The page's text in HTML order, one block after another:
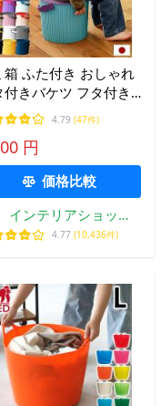
箱 ふた付き おしゃれ
付きバケツ フタ付き
ツ おむつペール おむ
ムツ入れ オムツ おも
箱 ［ omnioutil オム
ッティ 8L ふた付き ］
4.79 (47件)
円
価格比較
インテリアショップ
roomy
4.77 (10,436件)